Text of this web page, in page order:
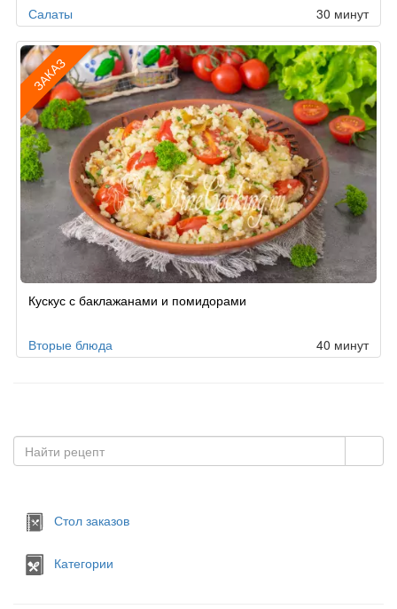
Салаты 30 минут
ЗАКАЗ
поКускус с баклажанами и помидорами
Вторые блюда 40 минут
Стол заказов
Категории